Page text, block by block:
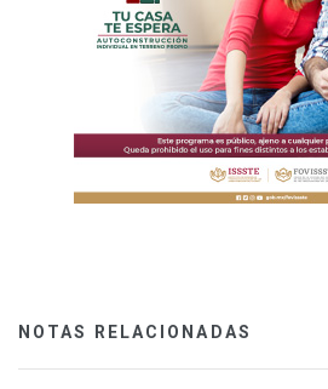
NOTAS RELACIONADAS